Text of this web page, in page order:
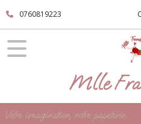
0760819223
Mlle
Votre imagination, notre papeterie